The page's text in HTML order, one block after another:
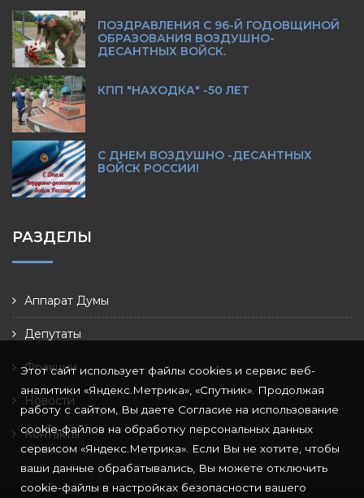
ПОЗДРАВЛЕНИЯ С 96-Й ГОДОВЩИНОЙ
ОБРАЗОВАНИЯ ВОЗДУШНО-
ДЕСАНТНЫХ ВОЙСК.
КПП "НАХОДКА" -50 ЛЕТ
С ДНЕМ ВОЗДУШНО -ДЕСАНТНЫХ
ВОЙСК РОССИИ!
РАЗДЕЛЫ
Аппарат Думы
Депутаты
Фракции
Новости
Контакты
Этот сайт использует файлы cookies и сервис веб-
аналитики «Яндекс.Метрика», «Спутник». Продолжая
работу с сайтом, Вы даете Согласие на использование
cookie-файлов на обработку персональных данных
сервисом «Яндекс.Метрика». Если Вы не хотите, чтобы
ваши данные обрабатывались, Вы можете отключить
cookie-файлы в настройках безопасности вашего